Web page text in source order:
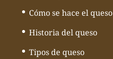
Cómo se hace el queso
Historia del queso
Tipos de queso